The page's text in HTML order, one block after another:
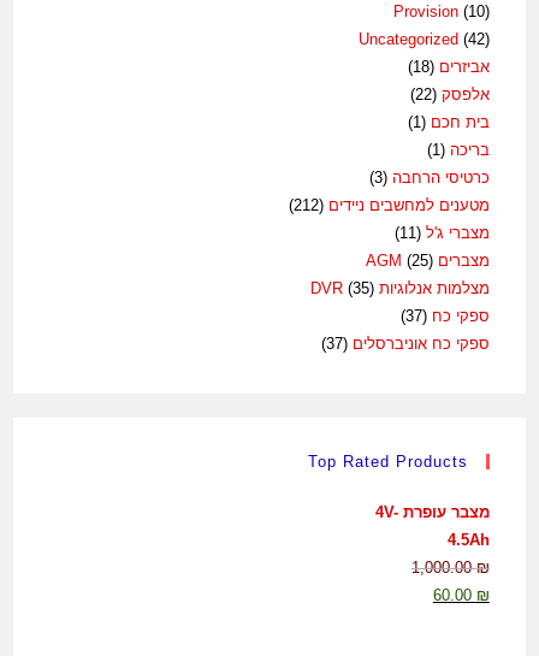
Provision (10)
Uncategorized (42)
אביזרים (18)
אלפסק (22)
בית חכם (1)
בריכה (1)
כרטיסי הרחבה (3)
מטענים למחשבים ניידים (212)
מצברי ג'ל (11)
מצברים AGM(25)
מצלמות אנלוגיות DVR(35)
ספקי כח (37)
ספקי כח אוניברסלים (37)
Top Rated Products
מצבר עופרת 4V-
4.5Ah
1,000.00₪
60.00 ₪